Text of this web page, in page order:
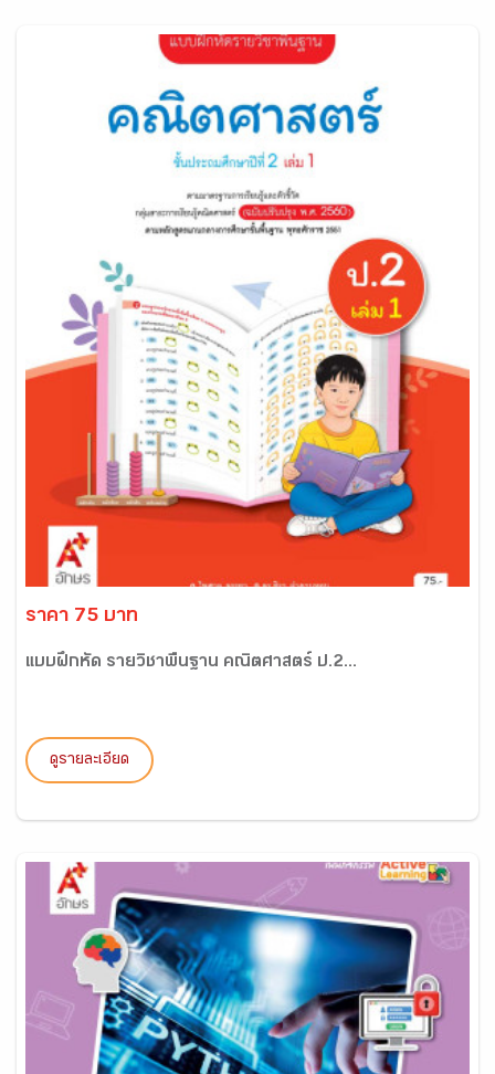
ราคา 75 บาท
แบบฝึกหัด รายวิชาพื้นฐาน คณิตศาสตร์ ป.2...
ดูรายละเอียด